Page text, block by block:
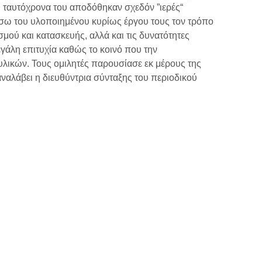
του αποδόθηκαν σχεδόν ”ιερές“
του υλοποιημένου κυρίως έργου τους τον τρόπο
και κατασκευής, αλλά και τις δυνατότητες
επιτυχία καθώς το κοινό που την
Τους ομιλητές παρουσίασε εκ μέρους της
η διευθύντρια σύνταξης του περιοδικού